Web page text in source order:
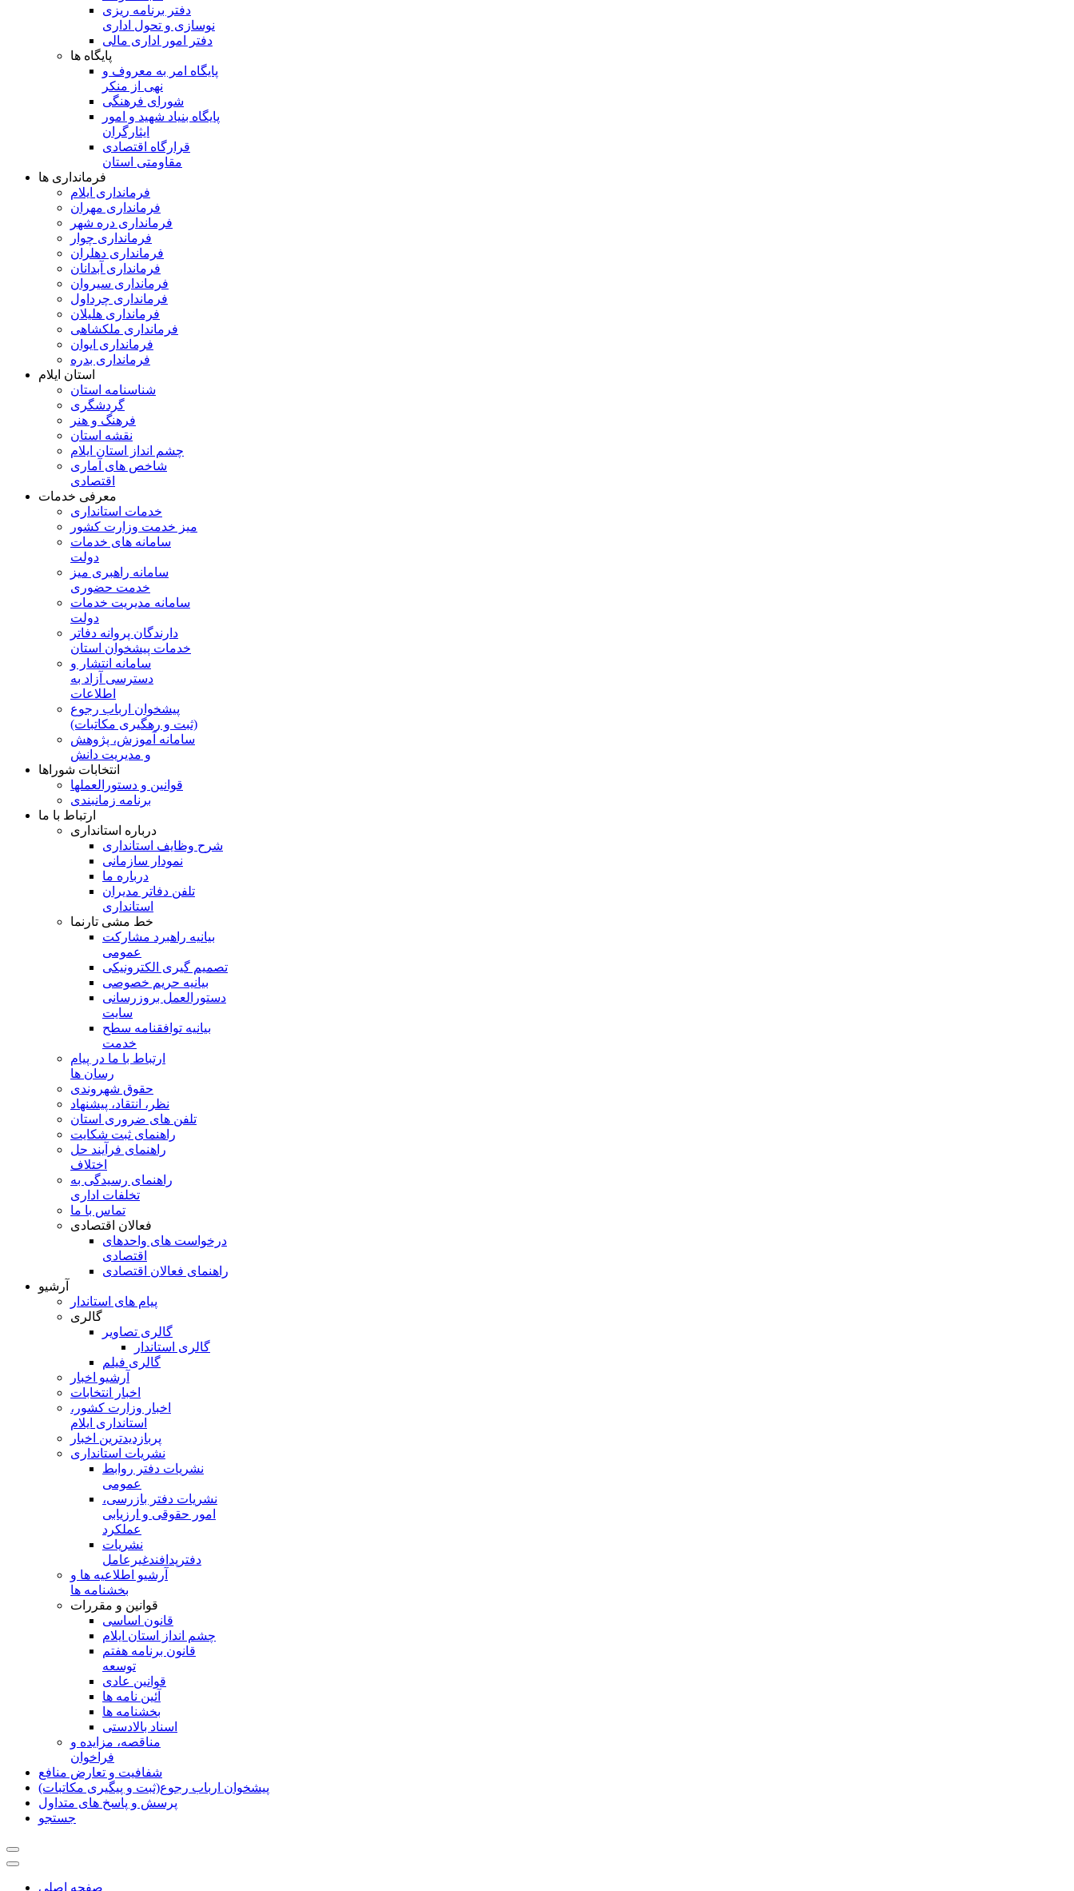
دفتر برنامه ریزی
نوسازی و تحول اداری
دفتر امور اداری مالی
پایگاه ها
پایگاه امر به معروف و
نهی از منکر
شورای فرهنگی
پایگاه بنیاد شهید و امور
ایثارگران
قرارگاه اقتصادی
مقاومتی استان
فرمانداری ها
فرمانداری ایلام
فرمانداری مهران
فرمانداری دره شهر
فرمانداری چوار
فرمانداری دهلران
فرمانداری آبدانان
فرمانداری سیروان
فرمانداری چرداول
فرمانداری هلیلان
فرمانداری ملکشاهی
فرمانداری ایوان
فرمانداری بدره
استان ایلام
شناسنامه استان
گردشگری
فرهنگ و هنر
نقشه استان
چشم انداز استان ایلام
شاخص های آماری
اقتصادی
معرفی خدمات
خدمات استانداری
میز خدمت وزارت کشور
سامانه های خدمات
دولت
سامانه راهبری میز
خدمت حضوری
سامانه مدیریت خدمات
دولت
دارندگان پروانه دفاتر
خدمات پیشخوان استان
سامانه انتشار و
دسترسی آزاد به
اطلاعات
پیشخوان ارباب رجوع
(ثبت و رهگیری مکاتبات)
سامانه آموزش، پژوهش
و مدیریت دانش
انتخابات شوراها
قوانین و دستورالعملها
برنامه زمانبندی
ارتباط با ما
درباره استانداری
شرح وظایف استانداری
نمودار سازمانی
درباره ما
تلفن دفاتر مدیران
استانداری
خط مشی تارنما
بیانیه راهبرد مشارکت
عمومی
تصمیم گیری الکترونیکی
بیانیه حریم خصوصی
دستورالعمل بروزرسانی
سایت
بیانیه توافقنامه سطح
خدمت
ارتباط با ما در پیام
رسان ها
حقوق شهروندی
نظر، انتقاد، پیشنهاد
تلفن های ضروری استان
راهنمای ثبت شکایت
راهنمای فرآیند حل
اختلاف
راهنمای رسیدگی به
تخلفات اداری
تماس با ما
فعالان اقتصادی
درخواست های واحدهای
اقتصادی
راهنمای فعالان اقتصادی
آرشیو
پیام های استاندار
گالری
گالری تصاویر
گالری استاندار
گالری فیلم
آرشیو اخبار
اخبار انتخابات
اخبار وزارت کشور،
استانداری ایلام
پربازدیدترین اخبار
نشریات استانداری
نشریات دفتر روابط
عمومی
نشريات دفتر بازرسی،
امور حقوقی و ارزيابی
عملکرد
نشريات
دفترپدافندغيرعامل
آرشیو اطلاعیه ها و
بخشنامه ها
قوانین و مقررات
قانون اساسی
چشم انداز استان ایلام
قانون برنامه هفتم
توسعه
قوانین عادی
آئین نامه ها
بخشنامه ها
اسناد بالادستی
مناقصه، مزایده و
فراخوان
شفافیت و تعارض منافع
پیشخوان ارباب رجوع(ثبت و پیگیری مکاتبات)
پرسش و پاسخ های متداول
جستجو
صفحه اصلی